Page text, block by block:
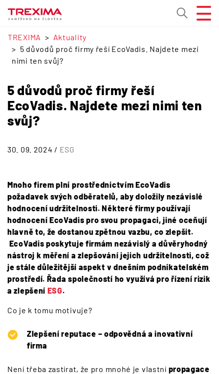
TREXIMA
Aktuality
5 důvodů proč firmy řeší EcoVadis. Najdete mezi
nimi ten svůj?
5 důvodů proč firmy řeší
EcoVadis. Najdete mezi nimi ten
svůj?
30. 09. 2024 / ESG
Mnoho firem plní prostřednictvím EcoVadis
požadavek svých odběratelů, aby doložily nezávislé
hodnocení udržitelnosti. Některé firmy používají
hodnocení EcoVadis pro svou propagaci, jiné oceňují
hlavně to, že dostanou zpětnou vazbu, co zlepšit.
EcoVadis poskytuje firmám nezávislý a důvěryhodný
nástroj k měření a zlepšování jejich udržitelnosti, což
je stále důležitější aspekt v dnešním podnikatelském
prostředí. Řada společností ho využívá pro řízení rizik
a zlepšení ESG.
Co je k tomu motivuje?
Zlepšení reputace – odpovědná a inovativní
firma
Není třeba zastírat, že pro mnohé je vlastní propagace